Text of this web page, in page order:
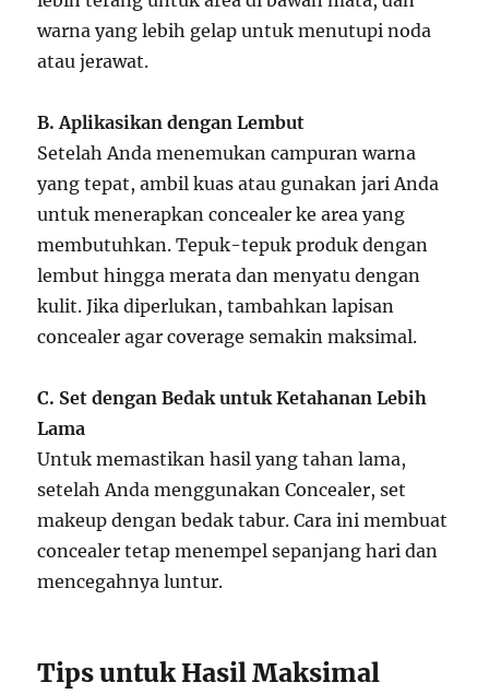
warna yang lebih gelap untuk menutupi noda
atau jerawat.
B. Aplikasikan dengan Lembut
Setelah Anda menemukan campuran warna
yang tepat, ambil kuas atau gunakan jari Anda
untuk menerapkan concealer ke area yang
membutuhkan. Tepuk-tepuk produk dengan
lembut hingga merata dan menyatu dengan
kulit. Jika diperlukan, tambahkan lapisan
concealer agar coverage semakin maksimal.
C. Set dengan Bedak untuk Ketahanan Lebih
Lama
Untuk memastikan hasil yang tahan lama,
setelah Anda menggunakan Concealer, set
makeup dengan bedak tabur. Cara ini membuat
concealer tetap menempel sepanjang hari dan
mencegahnya luntur.
Tips untuk Hasil Maksimal